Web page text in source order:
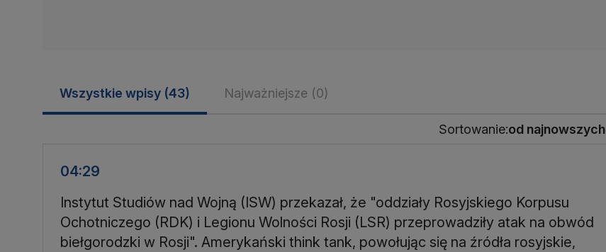
Wszystkie wpisy (43) Najważniejsze (0)
Sortowanie:od najnowszych
04:29
Instytut Studiów nad Wojną (ISW) przekazał, że "oddziały Rosyjskiego Korpusu
Ochotniczego (RDK) i Legionu Wolności Rosji (LSR) przeprowadziły atak na obwód
biełgorodzki w Rosji". Amerykański think tank, powołując się na źródła rosyjskie,